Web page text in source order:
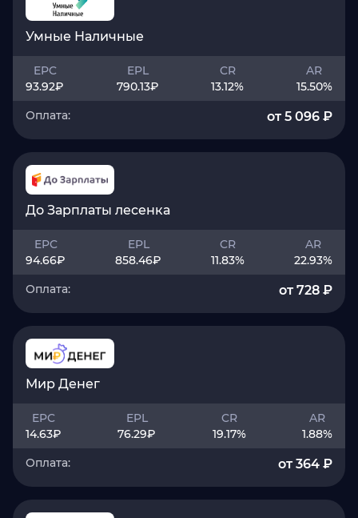
Умные Наличные
EPC
93.92₽
EPL
790.13₽
CR
13.12%
AR
15.50%
Оплата:
от 5 096 ₽
До Зарплаты лесенка
EPC
94.66₽
EPL
858.46₽
CR
11.83%
AR
22.93%
Оплата:
от 728 ₽
Мир Денег
EPC
14.63₽
EPL
76.29₽
CR
19.17%
AR
1.88%
Оплата:
от 364 ₽